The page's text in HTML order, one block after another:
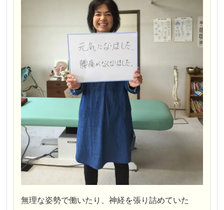
無理な姿勢で働いたり、神経を張り詰めていた